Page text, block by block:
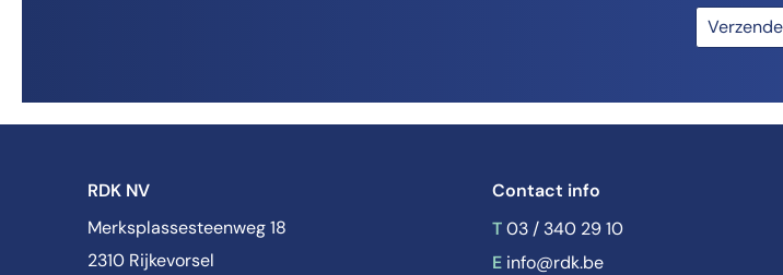
RDK NV
Merksplassesteenweg 18
2310 Rijkevorsel
Contact info
T 03 / 340 29 10
E info@rdk.be